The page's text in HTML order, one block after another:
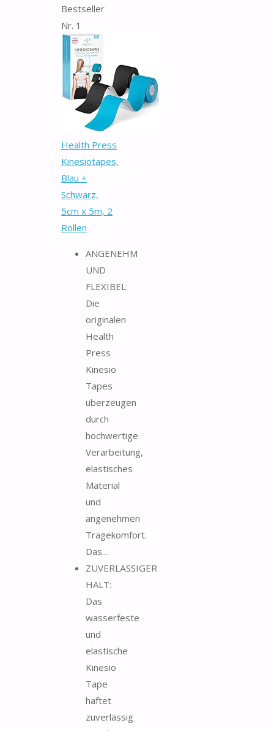
Bestseller
Nr. 1
Health Press
Kinesiotapes,
Blau +
Schwarz,
5cm x 5m, 2
Rollen
ANGENEHM
UND
FLEXIBEL:
Die
originalen
Health
Press
Kinesio
Tapes
überzeugen
durch
hochwertige
Verarbeitung,
elastisches
Material
und
angenehmen
Tragekomfort.
Das...
ZUVERLÄSSIGER
HALT:
Das
wasserfeste
und
elastische
Kinesio
Tape
haftet
zuverlässig